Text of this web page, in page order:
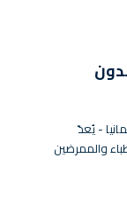
- يُعدّ
والممرضين